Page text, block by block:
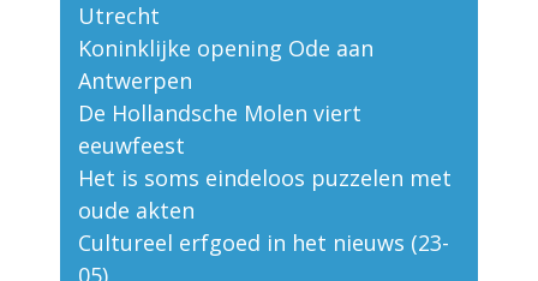
Utrecht
Koninklijke opening Ode aan
Antwerpen
De Hollandsche Molen viert
eeuwfeest
Het is soms eindeloos puzzelen met
oude akten
Cultureel erfgoed in het nieuws (23-
05)